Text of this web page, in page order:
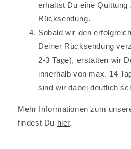
erhältst Du eine Quittung
Rücksendung.
Sobald wir den
Deiner Rücksendung
2-3 Tage), erstatten wir
innerhalb von max. 14
sind wir dabei deutlich
Mehr Informationen zum
findest Du hier.